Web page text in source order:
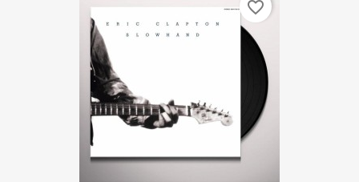
favorite_border